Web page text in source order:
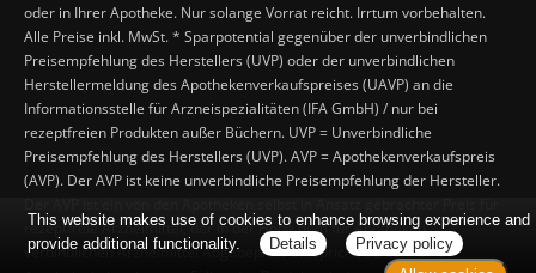
oder in Ihrer Apotheke. Nur solange Vorrat reicht. Irrtum vorbehalten.
Alle Preise inkl. MwSt. * Sparpotential gegenüber der unverbindlichen
Preisempfehlung des Herstellers (UVP) oder der unverbindlichen
Herstellermeldung des Apothekenverkaufspreises (UAVP) an die
Informationsstelle für Arzneispezialitäten (IFA GmbH) / nur bei
rezeptfreien Produkten außer Büchern. UVP = Unverbindliche
Preisempfehlung des Herstellers (UVP). AVP = Apothekenverkaufspreis
(AVP). Der AVP ist keine unverbindliche Preisempfehlung der Hersteller.
rezeptfreie Arzneimittel, der in der Höhe dem für Apotheken
verbindlichen Arzneimittel Abgabepreis entspricht, zu dem eine
This website makes use of cookies to enhance browsing experience and
provide additional functionality.
Details
Privacy policy